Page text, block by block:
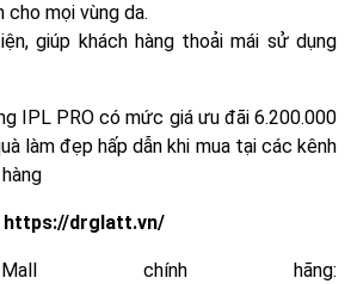
mọi vùng da.
giúp khách hàng thoải mái sử dụng
IPL PRO có mức giá ưu đãi 6.200.000
làm đẹp hấp dẫn khi mua tại các kênh
https://drglatt.vn/
chính hãng: